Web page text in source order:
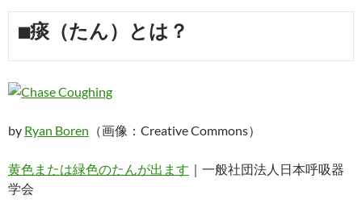
■痰（たん）とは？
by Ryan Boren （画像：Creative Commons）
黄色または緑色のたんが出ます ｜一般社団法人日本呼吸器
学会